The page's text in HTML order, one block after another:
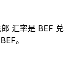
汇率是 BEF 兑
。